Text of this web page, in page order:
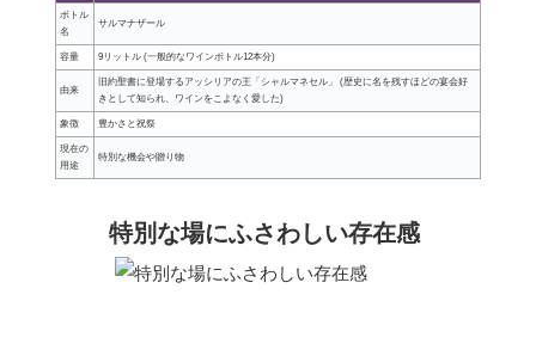
ボトル
名
サルマナザール
容量 9リットル (一般的なワインボトル12本分)
由来
旧約聖書に登場するアッシリアの王「シャルマネセル」 (歴史に名を残すほどの宴会好
きとして知られ、ワインをこよなく愛した)
象徴 豊かさと祝祭
現在の
用途
特別な機会や贈り物
特別な場にふさわしい存在感